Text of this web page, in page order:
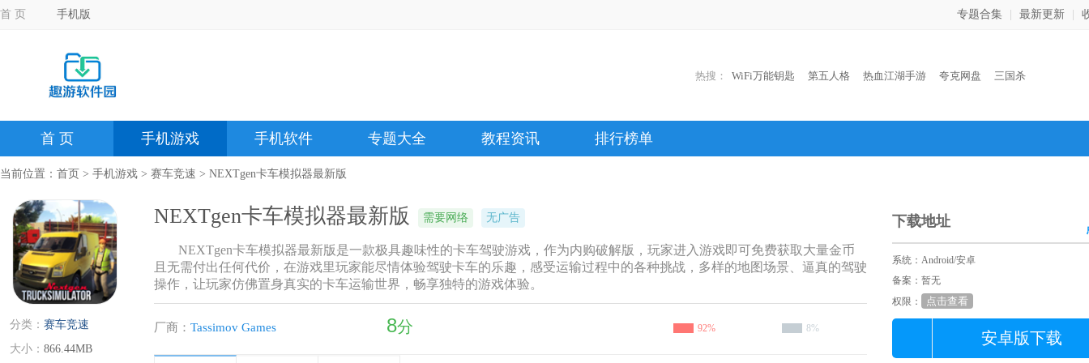
首 页 手机版 专题合集 最新更新
热搜： WiFi万能钥匙 第五人格 热血江湖手游 夸克网盘 三国杀
首 页 手机游戏 手机软件 专题大全 教程资讯 排行榜单
当前位置： 首页 > 手机游戏 > 赛车竞速 > NEXTgen卡车模拟器最新版
分类： 赛车竞速
大小： 866.44MB
NEXTgen卡车模拟器最新版 需要网络 无广告
NEXTgen卡车模拟器最新版是一款极具趣味性的卡车驾驶游戏，作为内购破解版，玩家进入游戏即可免费获取大量金币
且无需付出任何代价，在游戏里玩家能尽情体验驾驶卡车的乐趣，感受运输过程中的各种挑战，多样的地图场景、逼真的驾驶
操作，让玩家仿佛置身真实的卡车运输世界，畅享独特的游戏体验。
厂商： Tassimov Games 8分 92% 8%
下载地址
系统：Android/安卓
备案：暂无
权限：
点击查看
安卓版下载